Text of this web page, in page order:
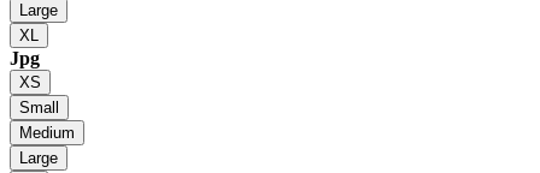
Large
XL
Jpg
XS
Small
Medium
Large